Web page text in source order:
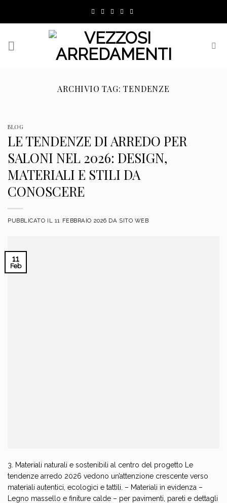
ARCHIVIO TAG:TENDENZE
BLOG
LE TENDENZE DI ARREDO PER
SALONI NEL 2026: DESIGN,
MATERIALI E STILI DA
CONOSCERE
PUBBLICATO IL 11 FEBBRAIO 2026 DA SITO WEB
11
Feb
3. Materiali naturali e sostenibili al centro del progetto Le
tendenze arredo 2026 vedono un’attenzione crescente verso
materiali autentici, ecologici e tattili. – Materiali in evidenza –
Legno massello e finiture calde – per pavimenti, pareti e dettagli